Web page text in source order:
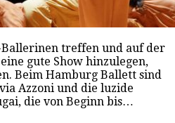
Ballerinen treffen und auf der
gute Show hinzulegen,
Beim Hamburg Ballett sind
Azzoni und die luzide
die von Beginn bis…